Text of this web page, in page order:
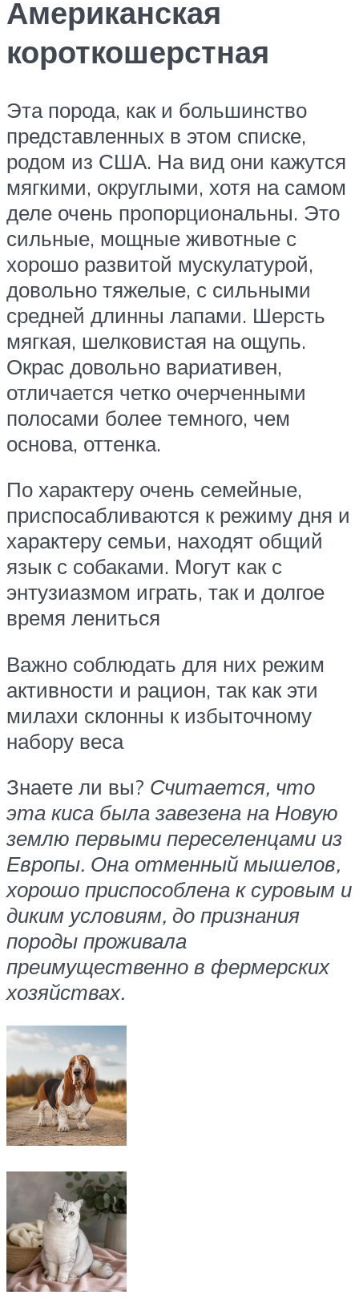
Американская
короткошерстная
Эта порода, как и большинство
представленных в этом списке,
родом из США. На вид они кажутся
мягкими, округлыми, хотя на самом
деле очень пропорциональны. Это
сильные, мощные животные с
хорошо развитой мускулатурой,
довольно тяжелые, с сильными
средней длинны лапами. Шерсть
мягкая, шелковистая на ощупь.
Окрас довольно вариативен,
отличается четко очерченными
полосами более темного, чем
основа, оттенка.
По характеру очень семейные,
приспосабливаются к режиму дня и
характеру семьи, находят общий
язык с собаками. Могут как с
энтузиазмом играть, так и долгое
время лениться
Важно соблюдать для них режим
активности и рацион, так как эти
милахи склонны к избыточному
набору веса
Знаете ли вы? Считается, что
эта киса была завезена на Новую
землю первыми переселенцами из
Европы. Она отменный мышелов,
хорошо приспособлена к суровым и
диким условиям, до признания
породы проживала
преимущественно в фермерских
хозяйствах.